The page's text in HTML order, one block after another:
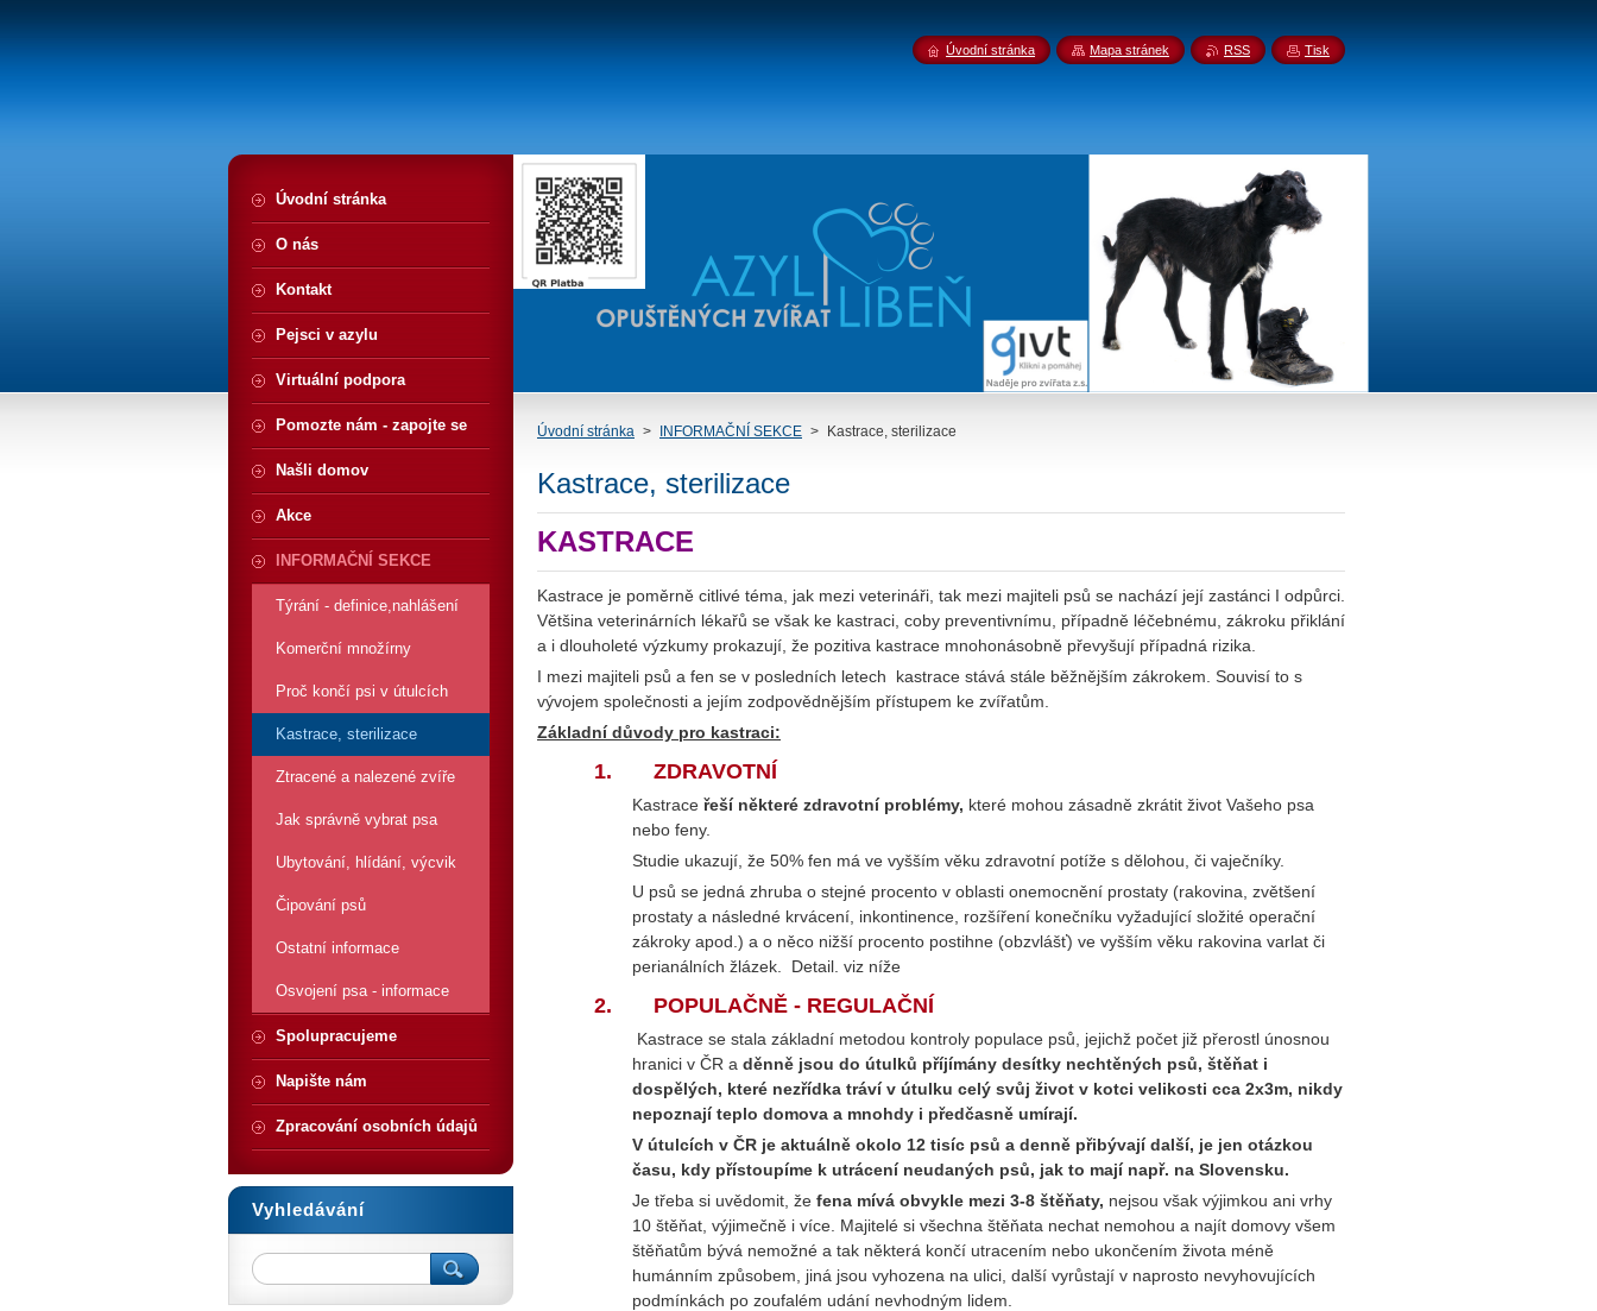
Úvodní stránka > INFORMAČNÍ SEKCE > Kastrace, sterilizace
Kastrace, sterilizace
KASTRACE
Kastrace je poměrně citlivé téma, jak mezi veterináři, tak mezi majiteli psů se nachází její zastánci I odpůrci.
Většina veterinárních lékařů se však ke kastraci, coby preventivnímu, případně léčebnému, zákroku přiklání
a i dlouholeté výzkumy prokazují, že pozitiva kastrace mnohonásobně převyšují případná rizika.
I mezi majiteli psů a fen se v posledních letech kastrace stává stále běžnějším zákrokem. Souvisí to s
vývojem společnosti a jejím zodpovědnějším přístupem ke zvířatům.
Základní důvody pro kastraci:
1. ZDRAVOTNÍ
Kastrace řeší některé zdravotní problémy, které mohou zásadně zkrátit život Vašeho psa
nebo feny.
Studie ukazují, že 50% fen má ve vyšším věku zdravotní potíže s dělohou, či vaječníky.
U psů se jedná zhruba o stejné procento v oblasti onemocnění prostaty (rakovina, zvětšení
prostaty a následné krvácení, inkontinence, rozšíření konečníku vyžadující složité operační
zákroky apod.) a o něco nižší procento postihne (obzvlášť) ve vyšším věku rakovina varlat či
perianálních žlázek. Detail. viz níže
2. POPULAČNĚ - REGULAČNÍ
Kastrace se stala základní metodou kontroly populace psů, jejichž počet již přerostl únosnou
hranici v ČR a děnně jsou do útulků příjímány desítky nechtěných psů, štěňat i
dospělých, které nezřídka tráví v útulku celý svůj život v kotci velikosti cca 2x3m, nikdy
nepoznají teplo domova a mnohdy i předčasně umírají.
V útulcích v ČR je aktuálně okolo 12 tisíc psů a denně přibývají další, je jen otázkou
času, kdy přístoupíme k utrácení neudaných psů, jak to mají např. na Slovensku.
Je třeba si uvědomit, že fena mívá obvykle mezi 3-8 štěňaty, nejsou však výjimkou ani vrhy
10 štěňat, výjimečně i více. Majitelé si všechna štěňata nechat nemohou a najít domovy všem
štěňatům bývá nemožné a tak některá končí utracením nebo ukončením života méně
humánním způsobem, jiná jsou vyhozena na ulici, další vyrůstají v naprosto nevyhovujících
podmínkách po zoufalém udání nevhodným lidem.
Úvodní stránka
O nás
Kontakt
Pejsci v azylu
Virtuální podpora
Pomozte nám - zapojte se
Našli domov
Akce
INFORMAČNÍ SEKCE
Týrání - definice,nahlášení
Komerční množírny
Proč končí psi v útulcích
Kastrace, sterilizace
Ztracené a nalezené zvíře
Jak správně vybrat psa
Ubytování, hlídání, výcvik
Čipování psů
Ostatní informace
Osvojení psa - informace
Spolupracujeme
Napište nám
Zpracování osobních údajů
Vyhledávání
Úvodní stránka Mapa stránek RSS Tisk